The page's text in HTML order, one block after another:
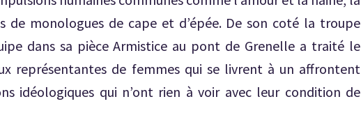
monologues de cape et d’épée. De son coté la troupe
dans sa pièce Armistice au pont de Grenelle a traité le
représentantes de femmes qui se livrent à un affrontent
idéologiques qui n’ont rien à voir avec leur condition de